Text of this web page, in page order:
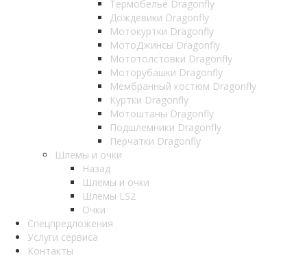
Термобелье Dragonfly
Дождевики Dragonfly
Мотокуртки Dragonfly
МотоДжинсы Dragonfly
Мототолстовки Dragonfly
Моторубашки Dragonfly
Мембранный костюм Dragonfly
Куртки Dragonfly
Мотоштаны Dragonfly
Подшлемники Dragonfly
Перчатки Dragonfly
Шлемы и очки
Назад
Шлемы и очки
Шлемы LS2
Очки
Спецпредложения
Услуги сервиса
Контакты